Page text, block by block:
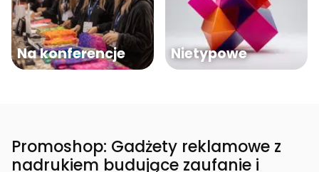
Na konferencje Nietypowe
Promoshop: Gadżety reklamowe z
nadrukiem budujące zaufanie i